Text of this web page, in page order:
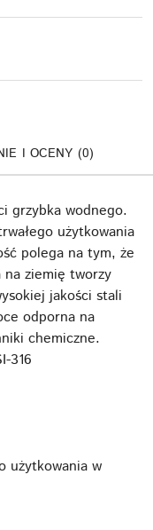
I OCENY (0)
grzybka wodnego.
użytkowania
polega na tym, że
na ziemię tworzy
jakości stali
odporna na
chemiczne.
316
użytkowania w